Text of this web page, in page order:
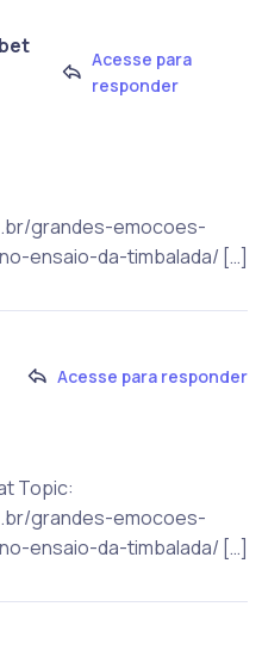
Acesse para
responder
grandes-emocoes-
ensaio-da-timbalada/ […]
Acesse para responder
Topic:
grandes-emocoes-
ensaio-da-timbalada/ […]